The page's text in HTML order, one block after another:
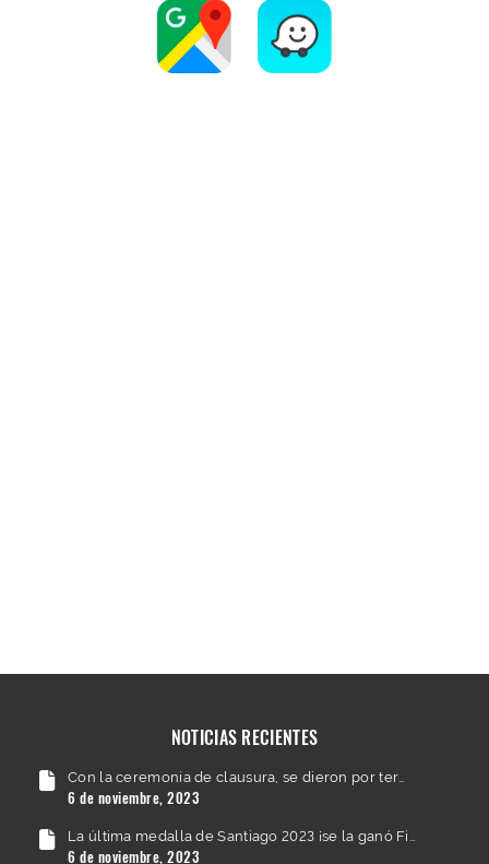
NOTICIAS RECIENTES
6 de noviembre, 2023
6 de noviembre, 2023